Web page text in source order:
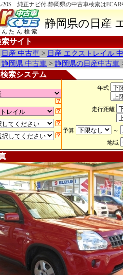
20S 純正ナビ付-静岡県の中古車検索は
たん検索
静岡県の日産
サイト
日産 中古車 > 日産 エクストレイル
静岡県 中古車 > 静岡県の日産中古車
索システム
年式
走行距離
予算
～
地域